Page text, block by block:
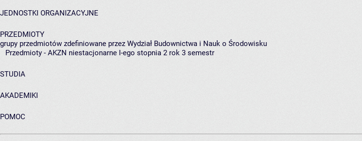
JEDNOSTKI ORGANIZACYJNE
PRZEDMIOTY
grupy przedmiotów zdefiniowane przez Wydział Budownictwa i Nauk o Środowisku
Przedmioty - AKZN niestacjonarne I-ego stopnia 2 rok 3 semestr
STUDIA
AKADEMIKI
POMOC